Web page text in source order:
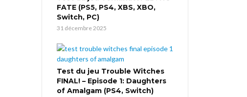
FATE (PS5, PS4, XBS, XBO,
Switch, PC)
31 décembre 2025
Test du jeu Trouble Witches
FINAL! – Episode 1: Daughters
of Amalgam (PS4, Switch)